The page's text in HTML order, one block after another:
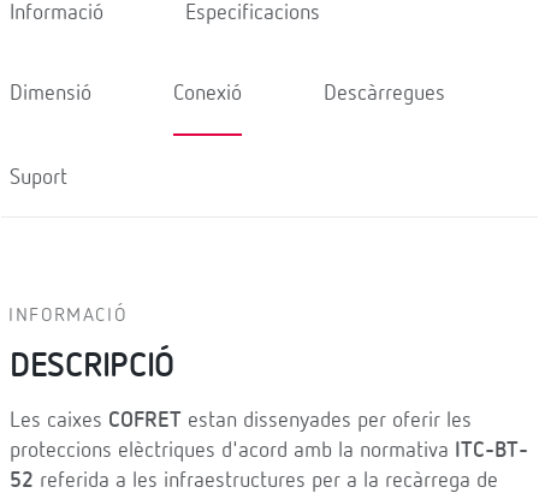
Informació Especificacions
Dimensió Conexió Descàrregues
Suport
INFORMACIÓ
DESCRIPCIÓ
Les caixes COFRET estan dissenyades per oferir les
proteccions elèctriques d'acord amb la normativa ITC-BT-
52 referida a les infraestructures per a la recàrrega de